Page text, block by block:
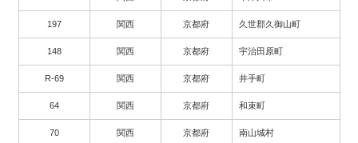
197 関西 京都府 久世郡久御山町
148 関西 京都府 宇治田原町
R-69 関西 京都府 井手町
64 関西 京都府 和束町
70 関西 京都府 南山城村